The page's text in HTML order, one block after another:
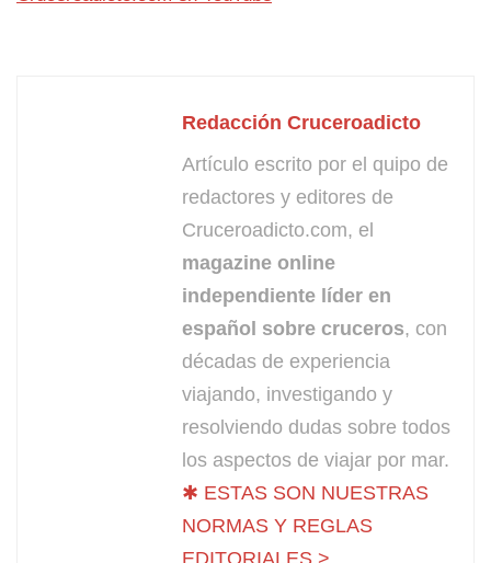
Redacción Cruceroadicto
Artículo escrito por el quipo de
redactores y editores de
Cruceroadicto.com, el
magazine online
independiente líder en
español sobre cruceros, con
décadas de experiencia
viajando, investigando y
resolviendo dudas sobre todos
los aspectos de viajar por mar.
✱ ESTAS SON NUESTRAS
NORMAS Y REGLAS
EDITORIALES >